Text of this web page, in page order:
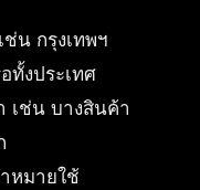
น กรุงเทพฯ
ทั้งประเทศ
เช่น บางสินค้า
หมายใช้